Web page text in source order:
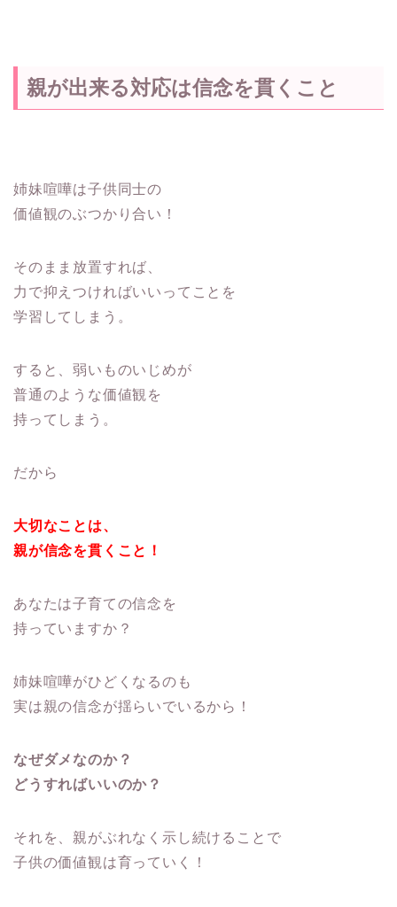
親が出来る対応は信念を貫くこと
姉妹喧嘩は子供同士の
価値観のぶつかり合い！
そのまま放置すれば、
力で抑えつければいいってことを
学習してしまう。
すると、弱いものいじめが
普通のような価値観を
持ってしまう。
だから
大切なことは、
親が信念を貫くこと！
あなたは子育ての信念を
持っていますか？
姉妹喧嘩がひどくなるのも
実は親の信念が揺らいでいるから！
なぜダメなのか？
どうすればいいのか？
それを、親がぶれなく示し続けることで
子供の価値観は育っていく！